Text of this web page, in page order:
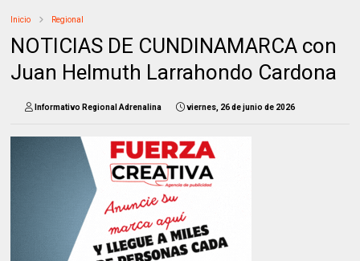
Inicio Regional
NOTICIAS DE CUNDINAMARCA con
Juan Helmuth Larrahondo Cardona
Informativo Regional Adrenalina viernes, 26 de junio de 2026